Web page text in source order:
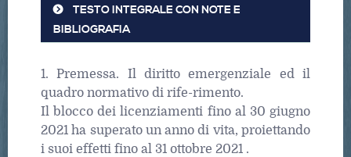
TESTO INTEGRALE CON NOTE E
BIBLIOGRAFIA
1. Premessa. Il diritto emergenziale ed il
quadro normativo di rife-rimento.
Il blocco dei licenziamenti fino al 30 giugno
2021 ha superato un anno di vita, proiettando
i suoi effetti fino al 31 ottobre 2021 .